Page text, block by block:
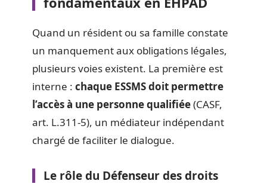
Quand un résident ou sa famille constate
un manquement aux obligations légales,
plusieurs voies existent. La première est
interne : chaque ESSMS doit permettre
l’accès à une personne qualifiée(CASF,
art. L.311-5), un médiateur indépendant
chargé de faciliter le dialogue.
Le rôle du Défenseur des droits